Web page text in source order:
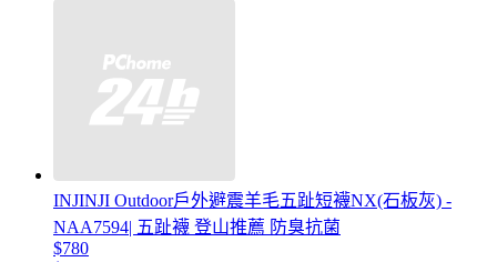
INJINJI Outdoor戶外避震羊毛五趾短襪NX(石板灰) -
NAA7594| 五趾襪 登山推薦 防臭抗菌
$780